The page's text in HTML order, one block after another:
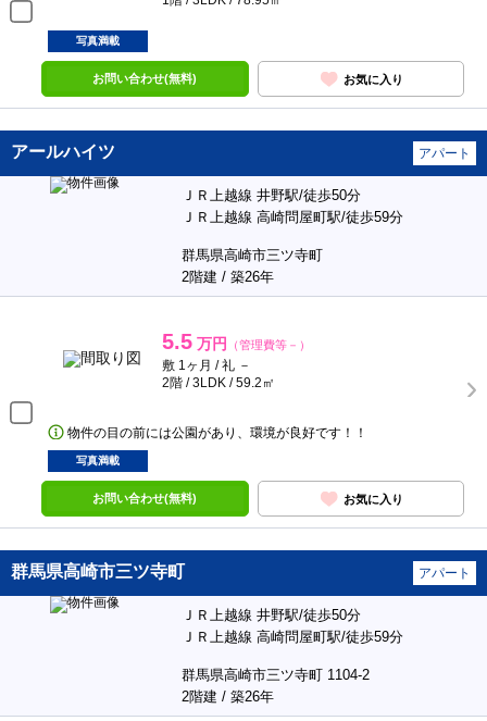
写真満載
お問い合わせ(無料) お気に入り
アールハイツ アパート
ＪＲ上越線 井野駅/徒歩50分
ＪＲ上越線 高崎問屋町駅/徒歩59分
群馬県高崎市三ツ寺町
2階建 / 築26年
5.5 万円 （管理費等－）
敷 1ヶ月 / 礼 －
2階 / 3LDK / 59.2㎡
物件の目の前には公園があり、環境が良好です！！
写真満載
お問い合わせ(無料) お気に入り
群馬県高崎市三ツ寺町 アパート
ＪＲ上越線 井野駅/徒歩50分
ＪＲ上越線 高崎問屋町駅/徒歩59分
群馬県高崎市三ツ寺町 1104-2
2階建 / 築26年